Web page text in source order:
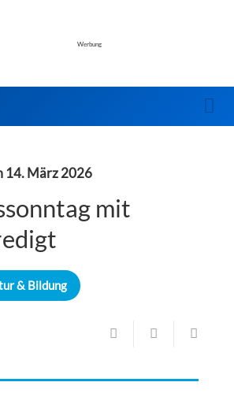
Werbung
14. März 2026
mit
& Bildung